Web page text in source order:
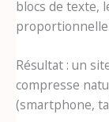
blocs de texte,
Résultat : un
compresse
(smartphone,